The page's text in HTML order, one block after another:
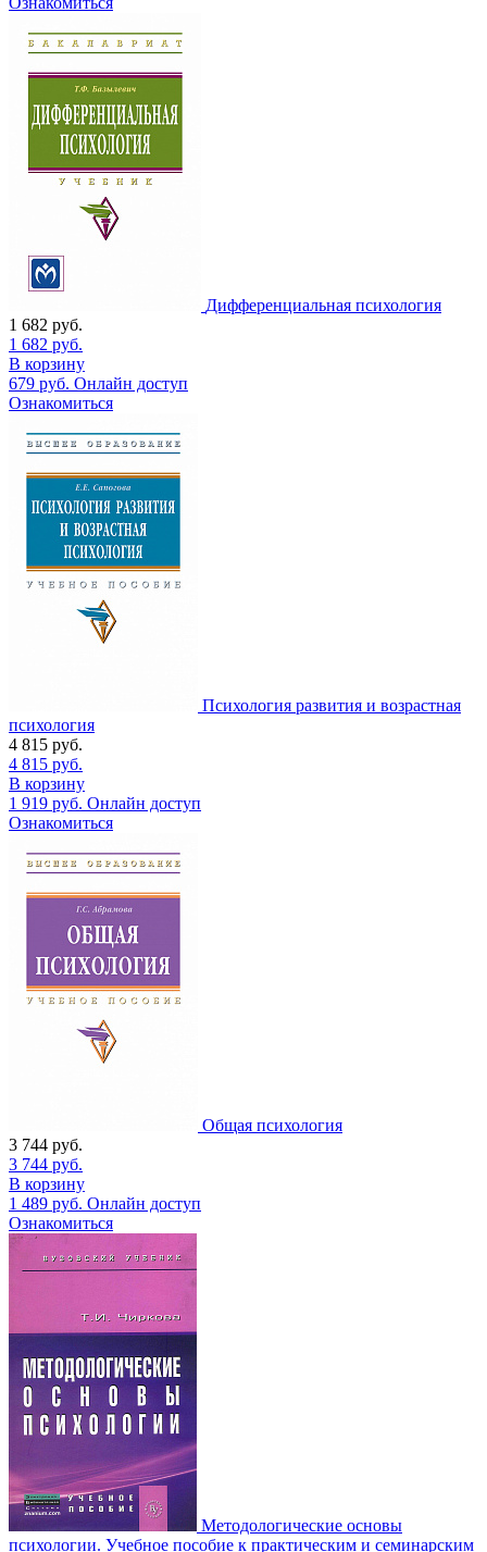
Дифференциальная психология
1 682 руб.
1 682 руб.
В корзину
679 руб. Онлайн доступ
Ознакомиться
Психология развития и возрастная
психология
4 815 руб.
4 815 руб.
В корзину
1 919 руб. Онлайн доступ
Ознакомиться
Общая психология
3 744 руб.
3 744 руб.
В корзину
1 489 руб. Онлайн доступ
Ознакомиться
Методологические основы
психологии. Учебное пособие к практическим и семинарским